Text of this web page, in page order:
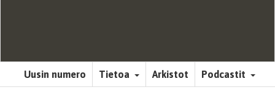
Uusin numero Tietoa Arkistot Podcastit